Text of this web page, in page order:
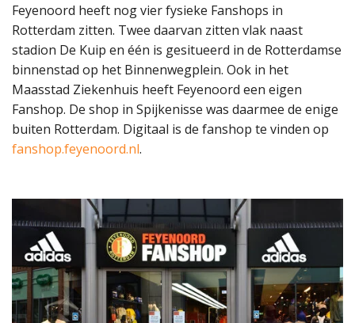
Feyenoord heeft nog vier fysieke Fanshops in
Rotterdam zitten. Twee daarvan zitten vlak naast
stadion De Kuip en één is gesitueerd in de Rotterdamse
binnenstad op het Binnenwegplein. Ook in het
Maasstad Ziekenhuis heeft Feyenoord een eigen
Fanshop. De shop in Spijkenisse was daarmee de enige
buiten Rotterdam. Digitaal is de fanshop te vinden op
fanshop.feyenoord.nl.